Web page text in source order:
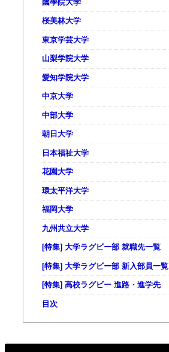
國學院大学
桜美林大学
東京学芸大学
山梨学院大学
愛知学院大学
中京大学
中部大学
朝日大学
日本福祉大学
花園大学
環太平洋大学
福岡大学
九州共立大学
[特集] 大学ラグビー部 就職先一覧
[特集] 大学ラグビー部 新入部員一覧
[特集] 高校ラグビー 進路・進学先
目次